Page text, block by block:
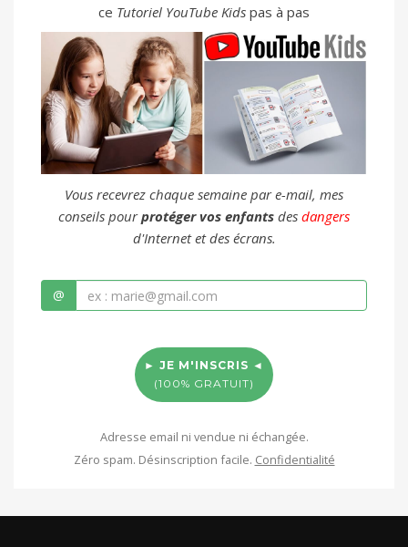
ce Tutoriel YouTube Kids pas à pas
Vous recevrez chaque semaine par e-mail, mes
conseils pourprotéger vos enfants des dangers
d'Internet et des écrans.
@
► JE M'INSCRIS ◄
(100% GRATUIT)
Adresse email ni vendue ni échangée.
Zéro spam. Désinscription facile. Confidentialité